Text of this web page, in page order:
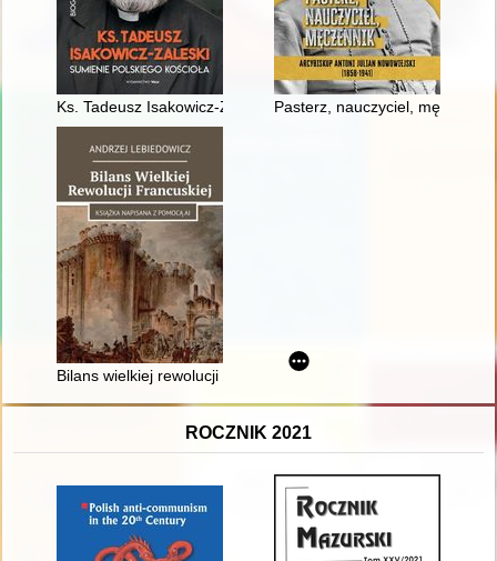
Ks. Tadeusz Isakowicz-Zaleski : sumienie polskiego Kościoła
Pasterz, nauczyciel,
Bilans wielkiej rewolucji francuskiej
ROCZNIK 2021